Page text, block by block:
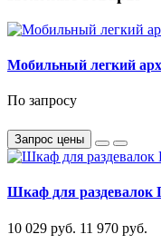
Мобильный легкий
По запросу
Запрос цены
Шкаф для раздевалок
10 029 руб. 11 970 руб.